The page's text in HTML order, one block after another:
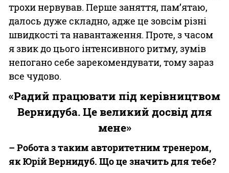
трохи нервував. Перше заняття, пам’ятаю,
далось дуже складно, адже це зовсім різні
швидкості та навантаження. Проте, з часом
я звик до цього інтенсивного ритму, зумів
непогано себе зарекомендувати, тому зараз
все чудово.
«Радий працювати під керівництвом
Вернидуба. Це великий досвід для
мене»
– Робота з таким авторитетним тренером,
як Юрій Вернидуб. Що це значить для тебе?